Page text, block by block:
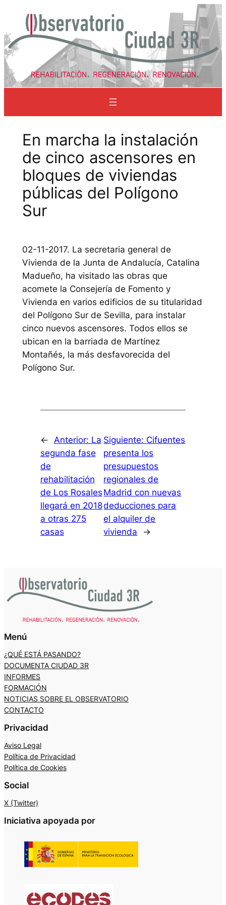
contenido
En marcha la instalación
de cinco ascensores en
bloques de viviendas
públicas del Polígono
Sur
02-11-2017. La secretaria general de
Vivienda de la Junta de Andalucía, Catalina
Madueño, ha visitado las obras que
acomete la Consejería de Fomento y
Vivienda en varios edificios de su titularidad
del Polígono Sur de Sevilla, para instalar
cinco nuevos ascensores. Todos ellos se
ubican en la barriada de Martínez
Montañés, la más desfavorecida del
Polígono Sur.
← Anterior: La
segunda fase
de
rehabilitación
de Los Rosales
llegará en 2018
a otras 275
casas
Siguiente: Cifuentes
presenta los
presupuestos
regionales de
Madrid con nuevas
deducciones para
el alquiler de
vivienda
→
Menú
¿QUÉ ESTÁ PASANDO?
DOCUMENTA CIUDAD 3R
INFORMES
FORMACIÓN
NOTICIAS SOBRE EL OBSERVATORIO
CONTACTO
Privacidad
Aviso Legal
Política de Privacidad
Política de Cookies
Social
X (Twitter)
Iniciativa apoyada por